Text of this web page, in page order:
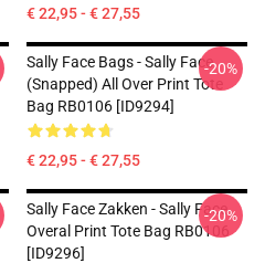
€ 22,95 - € 27,55
Sally Face Bags - Sally Face
(Snapped) All Over Print Tote
Bag RB0106 [ID9294]
€ 22,95 - € 27,55
-20%
Sally Face Zakken - Sally Face
Overal Print Tote Bag RB0106
[ID9296]
-20%